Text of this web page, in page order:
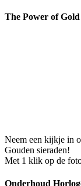
The Power of Gold
Neem een kijkje in
Gouden sieraden!
Met 1 klik op de
Onderhoud